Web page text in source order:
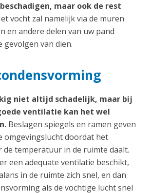
maar ook de rest
vocht zal namelijk via de muren
en andere delen van uw pand
gevolgen van dien.
niet altijd schadelijk, maar bij
ventilatie kan het wel
Beslagen spiegels en ramen geven
omgevingslucht doordat het
de temperatuur in de ruimte daalt.
een adequate ventilatie beschikt,
in de ruimte zich snel, en dan
als de vochtige lucht snel